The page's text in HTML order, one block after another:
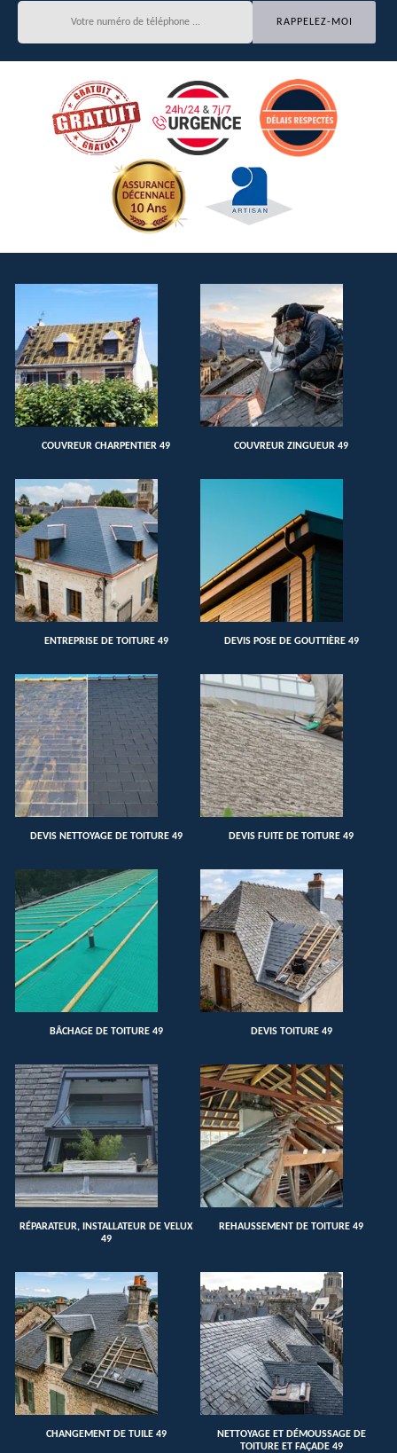
COUVREUR CHARPENTIER 49 COUVREUR ZINGUEUR 49
ENTREPRISE DE TOITURE 49 DEVIS POSE DE GOUTTIÈRE 49
DEVIS NETTOYAGE DE TOITURE 49 DEVIS FUITE DE TOITURE 49
BÂCHAGE DE TOITURE 49 DEVIS TOITURE 49
RÉPARATEUR, INSTALLATEUR DE VELUX
49
REHAUSSEMENT DE TOITURE 49
CHANGEMENT DE TUILE 49
NETTOYAGE ET DÉMOUSSAGE DE
TOITURE ET FAÇADE 49